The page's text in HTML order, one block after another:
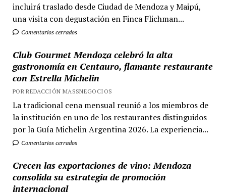
incluirá traslado desde Ciudad de Mendoza y Maipú,
una visita con degustación en Finca Flichman...
Comentarios cerrados
Club Gourmet Mendoza celebró la alta
gastronomía en Centauro, flamante restaurante
con Estrella Michelin
POR REDACCIÓN MASSNEGOCIOS
La tradicional cena mensual reunió a los miembros de
la institución en uno de los restaurantes distinguidos
por la Guía Michelin Argentina 2026. La experiencia...
Comentarios cerrados
Crecen las exportaciones de vino: Mendoza
consolida su estrategia de promoción
internacional